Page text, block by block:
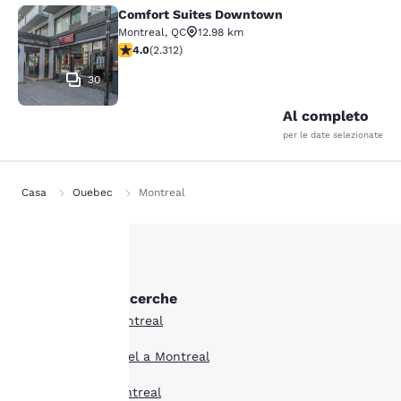
Comfort Suites Downtown
30
Comfort Suites Downtown
Montreal, QC
12.98 km
Valutazione di 3.97 stelle. Buono. 2312 recensioni
4.0(2.312)
Al completo
per le date selezionate
Casa Quebec Montreal
Altre Montreal ricerche
Tutti gli hotel a Montreal
Boutique hotel Hotel a Montreal
Offerte hotel a Montreal